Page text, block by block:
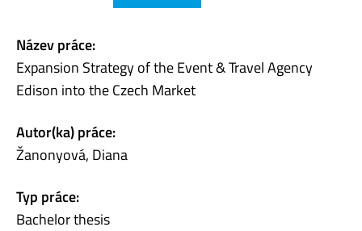
Název práce:
Expansion Strategy of the Event & Travel Agency
Edison into the Czech Market
Autor(ka) práce:
Žanonyová, Diana
Typ práce:
Bachelor thesis